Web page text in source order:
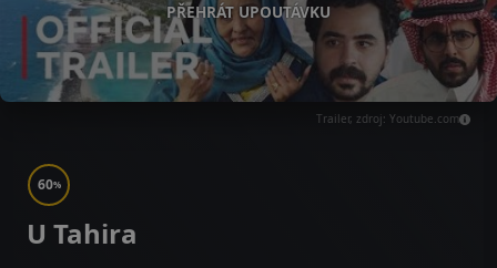
PŘEHRÁT UPOUTÁVKU
Trailer, zdroj: Youtube.com
60%
U Tahira